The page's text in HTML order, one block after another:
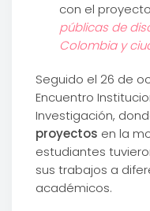
con el
públicas de
Colombia y
Seguido el 26 de
Encuentro
Investigación,
proyectos en la
estudiantes
sus trabajos a
académicos.